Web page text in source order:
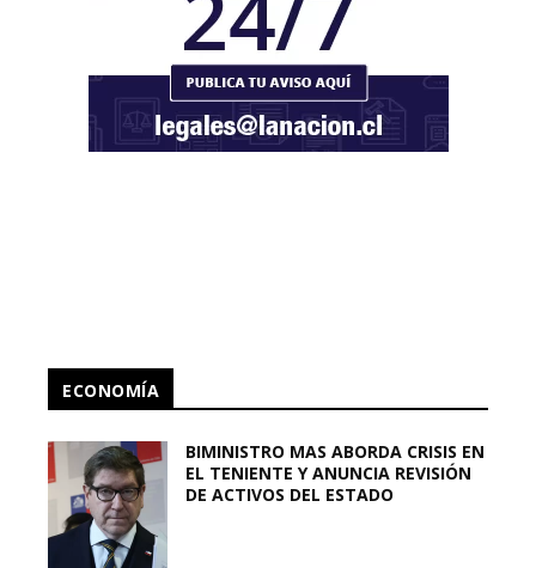
ECONOMÍA
BIMINISTRO MAS ABORDA CRISIS EN
EL TENIENTE Y ANUNCIA REVISIÓN
DE ACTIVOS DEL ESTADO